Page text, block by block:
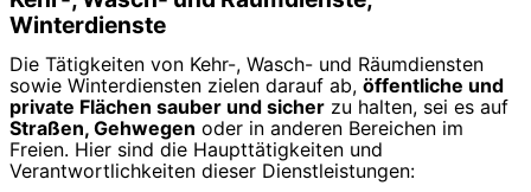
Winterdienste
Die Tätigkeiten von Kehr-, Wasch- und Räumdiensten
sowie Winterdiensten zielen darauf ab, öffentliche und
private Flächen sauber und sicher zu halten, sei es auf
Straßen, Gehwegen oder in anderen Bereichen im
Freien. Hier sind die Haupttätigkeiten und
Verantwortlichkeiten dieser Dienstleistungen: